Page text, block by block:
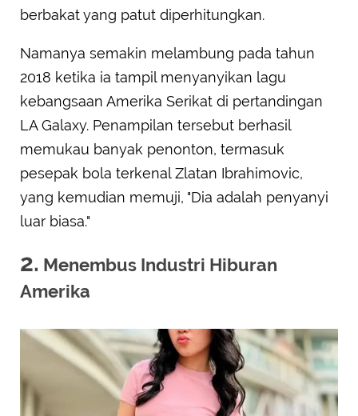
berbakat yang patut diperhitungkan.
Namanya semakin melambung pada tahun
2018 ketika ia tampil menyanyikan lagu
kebangsaan Amerika Serikat di pertandingan
LA Galaxy. Penampilan tersebut berhasil
memukau banyak penonton, termasuk
pesepak bola terkenal Zlatan Ibrahimovic,
yang kemudian memuji, "Dia adalah penyanyi
luar biasa."
2. Menembus Industri Hiburan
Amerika